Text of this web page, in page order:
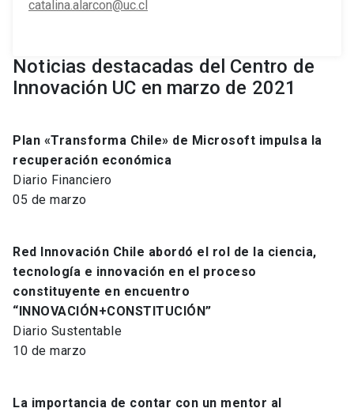
catalina.alarcon@uc.cl
Noticias destacadas del Centro de
Innovación UC en marzo de 2021
Plan «Transforma Chile» de Microsoft impulsa la
recuperación económica
Diario Financiero
05 de marzo
Red Innovación Chile abordó el rol de la ciencia,
tecnología e innovación en el proceso
constituyente en encuentro
“INNOVACIÓN+CONSTITUCIÓN”
Diario Sustentable
10 de marzo
La importancia de contar con un mentor al